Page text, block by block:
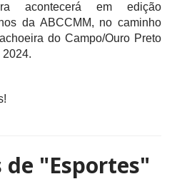
acontecerá em edição
da ABCCMM, no caminho
do Campo/Ouro Preto
2024.
de "Esportes"